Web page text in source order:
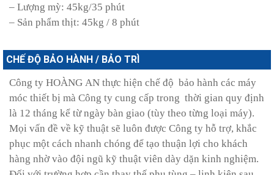
– Lượng mỳ: 45kg/35 phút
– Sản phẩm thịt: 45kg / 8 phút
CHẾ ĐỘ BẢO HÀNH / BẢO TRÌ
Công ty HOÀNG AN thực hiện chế độ bảo hành các máy
móc thiết bị mà Công ty cung cấp trong thời gian quy định
là 12 tháng kể từ ngày bàn giao (tùy theo từng loại máy).
Mọi vấn đề về kỹ thuật sẽ luôn được Công ty hỗ trợ, khắc
phục một cách nhanh chóng để tạo thuận lợi cho khách
hàng nhờ vào đội ngũ kỹ thuật viên dày dặn kinh nghiệm.